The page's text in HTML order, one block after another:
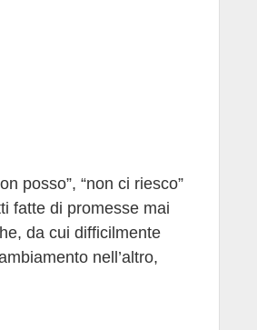
posso”, “non ci riesco”
fatte di promesse mai
da cui difficilmente
nell’altro,